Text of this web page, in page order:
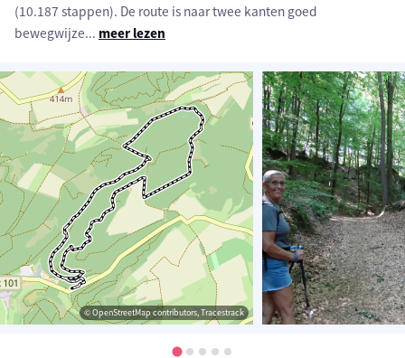
(10.187 stappen). De route is naar twee kanten goed
bewegwijze... meer lezen
© OpenStreetMap contributors, Tracestrack